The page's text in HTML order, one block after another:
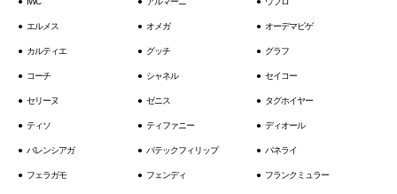
エルメス オメガ オーデマピゲ
カルティエ グッチ グラフ
コーチ シャネル セイコー
セリーヌ ゼニス タグホイヤー
ティソ ティファニー ディオール
バレンシアガ パテックフィリップ パネライ
フェラガモ フェンディ フランクミュラー